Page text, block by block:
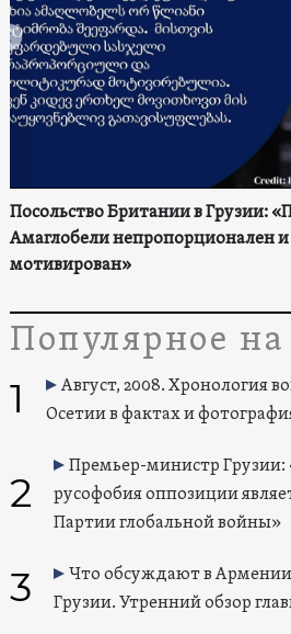
Посольство Британии в Грузии:
Амаглобели непропорционален
мотивирован»
Популярное на
1
Август, 2008. Хронология
Осетии в фактах и
2
Премьер-министр
русофобия оппозиции
Партии глобальной войны»
3
Что обсуждают в
Грузии. Утренний обзор